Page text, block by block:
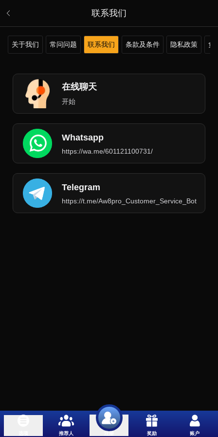
联系我们
关于我们 常问问题 联系我们 条款及条件 隐私政策 负
在线聊天
开始
Whatsapp
https://wa.me/601121100731/
Telegram
https://t.me/Aw8pro_Customer_Service_Bot
推荐人 奖励 账户